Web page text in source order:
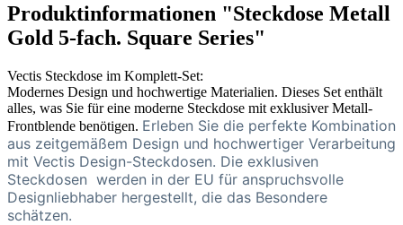
Produktinformationen "Steckdose Metall
Gold 5-fach. Square Series"
Vectis Steckdose im Komplett-Set:
Modernes Design und hochwertige Materialien. Dieses Set enthält
alles, was Sie für eine moderne Steckdose mit exklusiver Metall-
Frontblende benötigen. Erleben Sie die perfekte Kombination
aus zeitgemäßem Design und hochwertiger Verarbeitung
mit Vectis Design-Steckdosen. Die exklusiven
Steckdosen werden in der EU für anspruchsvolle
Designliebhaber hergestellt, die das Besondere
schätzen.